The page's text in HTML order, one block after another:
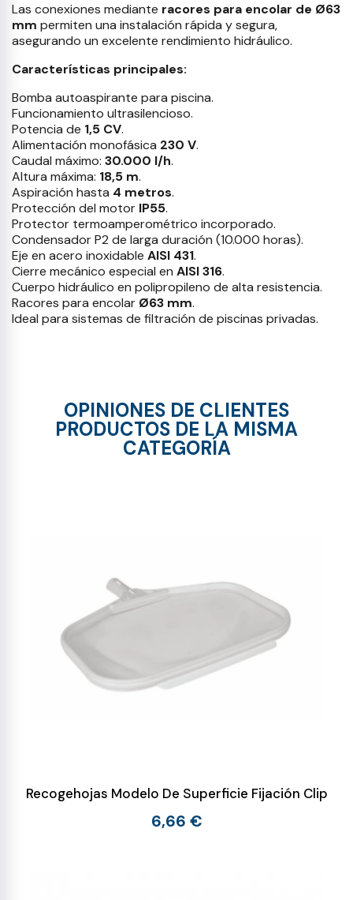
Las conexiones mediante racores para encolar de Ø63
mm permiten una instalación rápida y segura,
asegurando un excelente rendimiento hidráulico.
Características principales:
Bomba autoaspirante para piscina.
Funcionamiento ultrasilencioso.
Potencia de 1,5 CV.
Alimentación monofásica 230 V.
Caudal máximo: 30.000 l/h.
Altura máxima: 18,5 m.
Aspiración hasta 4 metros.
Protección del motor IP55.
Protector termoamperométrico incorporado.
Condensador P2 de larga duración (10.000 horas).
Eje en acero inoxidable AISI 431.
Cierre mecánico especial en AISI 316.
Cuerpo hidráulico en polipropileno de alta resistencia.
Racores para encolar Ø63 mm.
Ideal para sistemas de filtración de piscinas privadas.
OPINIONES DE CLIENTES
PRODUCTOS DE LA MISMA
CATEGORÍA
Recogehojas Modelo De Superficie Fijación Clip
6,66 €